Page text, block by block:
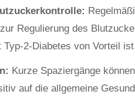
Regulierung des
2-Diabetes von Vorteil
Kurze Spaziergänge
auf die allgemeine